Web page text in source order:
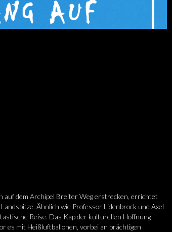
dem Archipel Breiter Weg erstrecken, errichtet
Ähnlich wie Professor Lidenbrock und Axel
Reise. Das Kap der kulturellen Hoffnung
es mit Heißluftballonen, vorbei an prächtigen